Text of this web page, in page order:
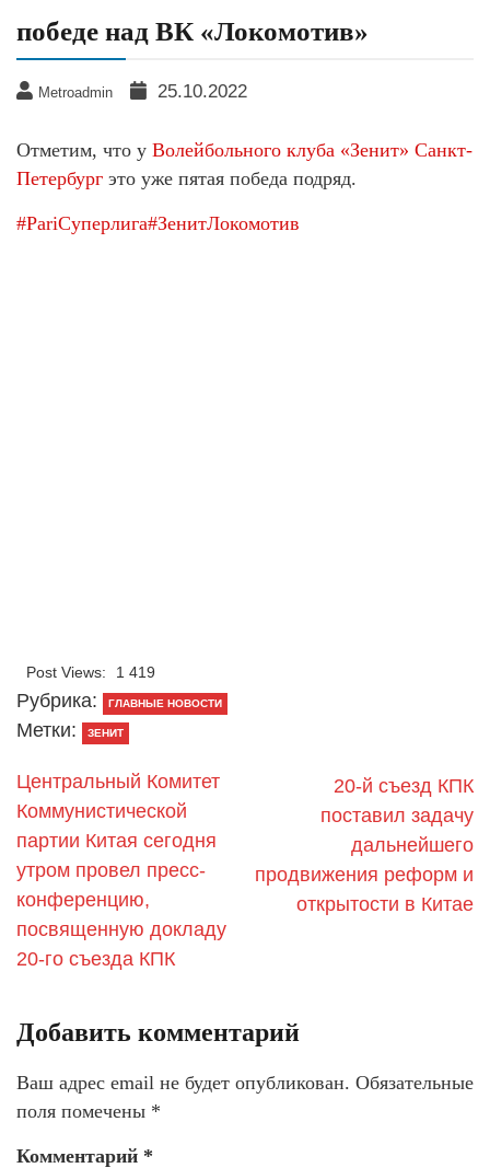
победе над ВК «Локомотив»
Metroadmin 25.10.2022
Отметим, что у Волейбольного клуба «Зенит» Санкт-
Петербург это уже пятая победа подряд.
#PariСуперлига#ЗенитЛокомотив
Post Views: 1 419
Рубрика: ГЛАВНЫЕ НОВОСТИ
Метки: ЗЕНИТ
Центральный Комитет
Коммунистической
партии Китая сегодня
утром провел пресс-
конференцию,
посвященную докладу
20-го съезда КПК
20-й съезд КПК
поставил задачу
дальнейшего
продвижения реформ и
открытости в Китае
Добавить комментарий
Ваш адрес email не будет опубликован. Обязательные
поля помечены *
Комментарий *